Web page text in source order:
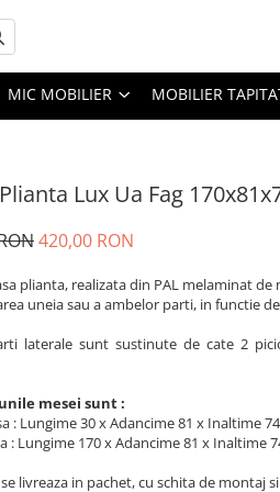
MIC MOBILIER MOBILIER
Lux Ua Fag
420,00 RON
plianta, realizata din PAL melaminat
uneia sau a ambelor parti, in functie
laterale sunt sustinute de cate 2
mesei sunt :
: Lungime 30 x Adancime 81 x Inaltime
: Lungime 170 x Adancime 81 x Inaltime
livreaza in pachet, cu schita de montaj